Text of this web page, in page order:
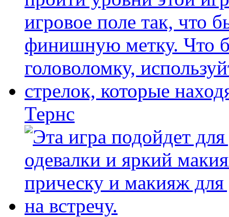
Тернс